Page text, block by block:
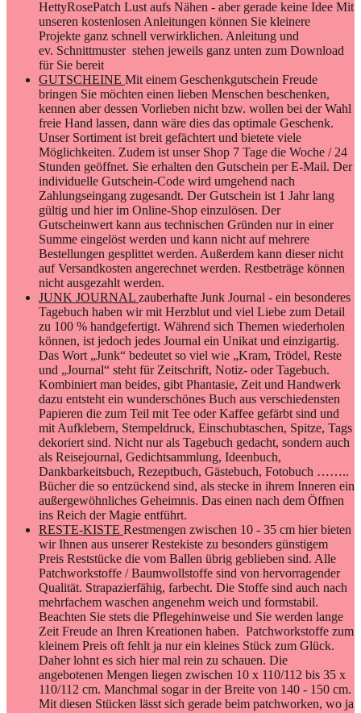
HettyRosePatch Lust aufs Nähen - aber gerade keine Idee Mit
unseren kostenlosen Anleitungen können Sie kleinere
Projekte ganz schnell verwirklichen. Anleitung und
ev. Schnittmuster stehen jeweils ganz unten zum Download
für Sie bereit
GUTSCHEINE Mit einem Geschenkgutschein Freude
bringen Sie möchten einen lieben Menschen beschenken,
kennen aber dessen Vorlieben nicht bzw. wollen bei der Wahl
freie Hand lassen, dann wäre dies das optimale Geschenk.
Unser Sortiment ist breit gefächtert und bietete viele
Möglichkeiten. Zudem ist unser Shop 7 Tage die Woche / 24
Stunden geöffnet. Sie erhalten den Gutschein per E-Mail. Der
individuelle Gutschein-Code wird umgehend nach
Zahlungseingang zugesandt. Der Gutschein ist 1 Jahr lang
gültig und hier im Online-Shop einzulösen. Der
Gutscheinwert kann aus technischen Gründen nur in einer
Summe eingelöst werden und kann nicht auf mehrere
Bestellungen gesplittet werden. Außerdem kann dieser nicht
auf Versandkosten angerechnet werden. Restbeträge können
nicht ausgezahlt werden.
JUNK JOURNAL zauberhafte Junk Journal - ein besonderes
Tagebuch haben wir mit Herzblut und viel Liebe zum Detail
zu 100 % handgefertigt. Während sich Themen wiederholen
können, ist jedoch jedes Journal ein Unikat und einzigartig.
Das Wort „Junk“ bedeutet so viel wie „Kram, Trödel, Reste
und „Journal“ steht für Zeitschrift, Notiz- oder Tagebuch.
Kombiniert man beides, gibt Phantasie, Zeit und Handwerk
dazu entsteht ein wunderschönes Buch aus verschiedensten
Papieren die zum Teil mit Tee oder Kaffee gefärbt sind und
mit Aufklebern, Stempeldruck, Einschubtaschen, Spitze, Tags
dekoriert sind. Nicht nur als Tagebuch gedacht, sondern auch
als Reisejournal, Gedichtsammlung, Ideenbuch,
Dankbarkeitsbuch, Rezeptbuch, Gästebuch, Fotobuch ……..
Bücher die so entzückend sind, als stecke in ihrem Inneren ein
außergewöhnliches Geheimnis. Das einen nach dem Öffnen
ins Reich der Magie entführt.
RESTE-KISTE Restmengen zwischen 10 - 35 cm hier bieten
wir Ihnen aus unserer Restekiste zu besonders günstigem
Preis Reststücke die vom Ballen übrig geblieben sind. Alle
Patchworkstoffe / Baumwollstoffe sind von hervorragender
Qualität. Strapazierfähig, farbecht. Die Stoffe sind auch nach
mehrfachem waschen angenehm weich und formstabil.
Beachten Sie stets die Pflegehinweise und Sie werden lange
Zeit Freude an Ihren Kreationen haben. Patchworkstoffe zum
kleinem Preis oft fehlt ja nur ein kleines Stück zum Glück.
Daher lohnt es sich hier mal rein zu schauen. Die
angebotenen Mengen liegen zwischen 10 x 110/112 bis 35 x
110/112 cm. Manchmal sogar in der Breite von 140 - 150 cm.
Mit diesen Stücken lässt sich gerade beim patchworken, wo ja